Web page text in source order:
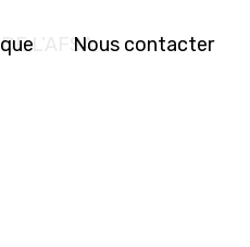
Nous contacter
L’AFSA